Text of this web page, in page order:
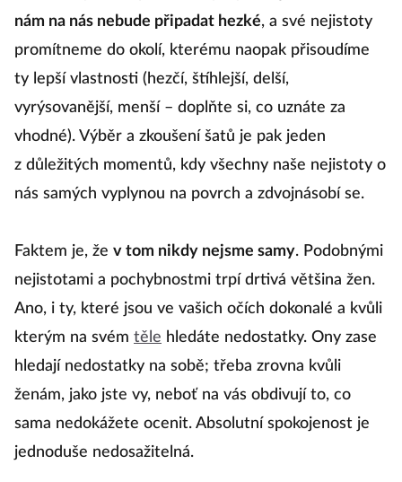
nám na nás nebude připadat hezké, a své nejistoty
promítneme do okolí, kterému naopak přisoudíme
ty lepší vlastnosti (hezčí, štíhlejší, delší,
vyrýsovanější, menší – doplňte si, co uznáte za
vhodné). Výběr a zkoušení šatů je pak jeden
z důležitých momentů, kdy všechny naše nejistoty o
nás samých vyplynou na povrch a zdvojnásobí se.
Faktem je, že v tom nikdy nejsme samy. Podobnými
nejistotami a pochybnostmi trpí drtivá většina žen.
Ano, i ty, které jsou ve vašich očích dokonalé a kvůli
kterým na svém těle hledáte nedostatky. Ony zase
hledají nedostatky na sobě; třeba zrovna kvůli
ženám, jako jste vy, neboť na vás obdivují to, co
sama nedokážete ocenit. Absolutní spokojenost je
jednoduše nedosažitelná.